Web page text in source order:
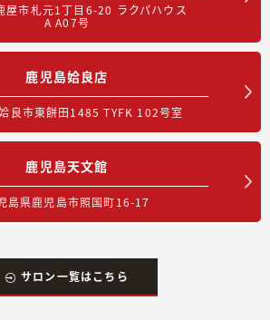
屋市札元1丁目6-20 ラクパハウス
A A07号
鹿児島姶良店
良市東餅田1485 TYFK 102号室
鹿児島天文館
島県鹿児島市照国町16-17
サロン一覧はこちら